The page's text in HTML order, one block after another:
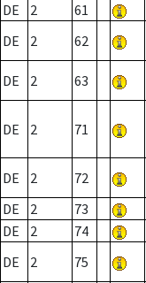
DE 2 61
DE
2 62
DE 2 63
DE 2 71
DE 2 72
DE
2 73
DE
2 74
DE
2 75